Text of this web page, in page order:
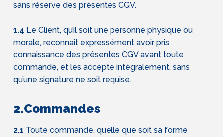
sans réserve des présentes CGV.
1.4 Le Client, qu’il soit une personne physique ou
morale, reconnaît expressément avoir pris
connaissance des présentes CGV avant toute
commande, et les accepte intégralement, sans
qu’une signature ne soit requise.
2.Commandes
2.1 Toute commande, quelle que soit sa forme